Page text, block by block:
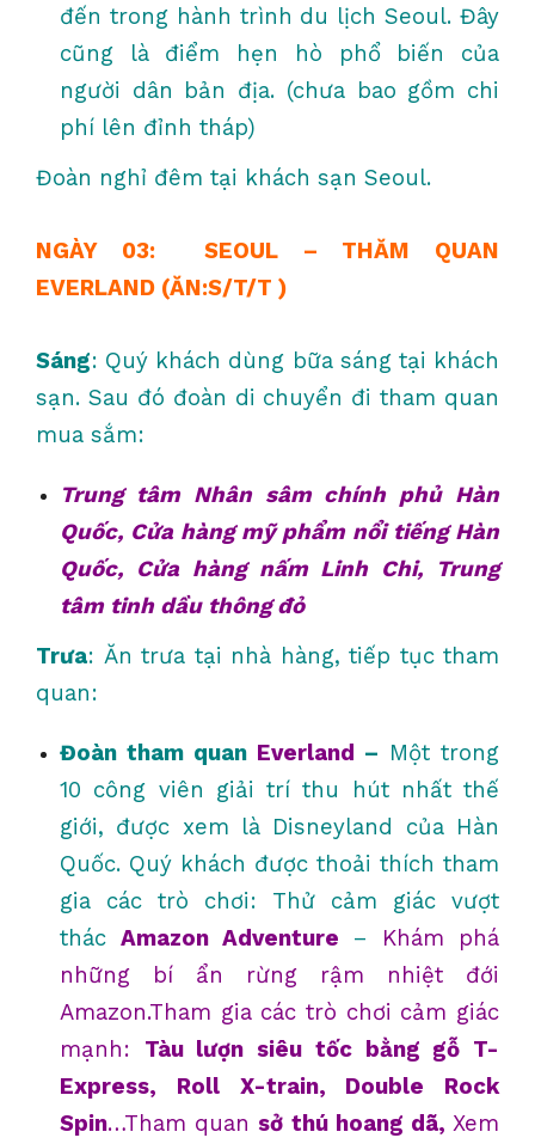
đến trong hành trình du lịch Seoul. Đây
cũng là điểm hẹn hò phổ biến của
người dân bản địa. (chưa bao gồm chi
phí lên đỉnh tháp)
Đoàn nghỉ đêm tại khách sạn Seoul.
NGÀY 03: SEOUL – THĂM QUAN
EVERLAND (ĂN:S/T/T )
Sáng: Quý khách dùng bữa sáng tại khách
sạn. Sau đó đoàn di chuyển đi tham quan
mua sắm:
Trung tâm Nhân sâm chính phủ Hàn
Quốc, Cửa hàng mỹ phẩm nổi tiếng Hàn
Quốc, Cửa hàng nấm Linh Chi, Trung
tâm tinh dầu thông đỏ
Trưa: Ăn trưa tại nhà hàng, tiếp tục tham
quan:
Đoàn tham quan Everland – Một trong
10 công viên giải trí thu hút nhất thế
giới, được xem là Disneyland của Hàn
Quốc. Quý khách được thoải thích tham
gia các trò chơi: Thử cảm giác vượt
thác Amazon Adventure – Khám phá
những bí ẩn rừng rậm nhiệt đới
Amazon.Tham gia các trò chơi cảm giác
mạnh: Tàu lượn siêu tốc bằng gỗ T-
Express, Roll X-train, Double Rock
Spin…Tham quan sở thú hoang dã,Xem